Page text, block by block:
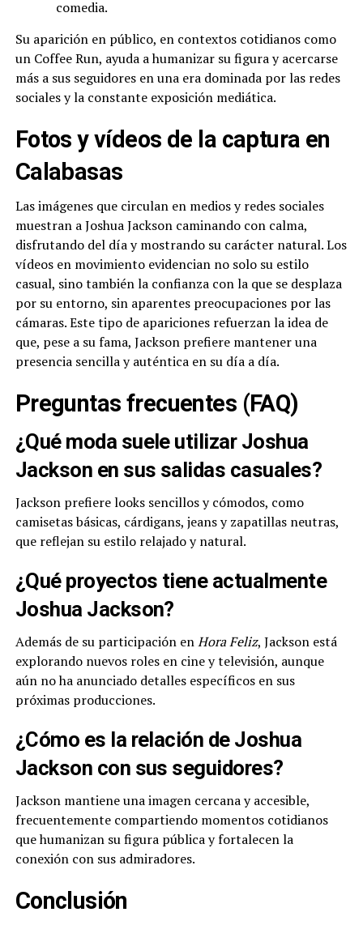
comedia.
Su aparición en público, en contextos cotidianos como
un Coffee Run, ayuda a humanizar su figura y acercarse
más a sus seguidores en una era dominada por las redes
sociales y la constante exposición mediática.
Fotos y vídeos de la captura en
Calabasas
Las imágenes que circulan en medios y redes sociales
muestran a Joshua Jackson caminando con calma,
disfrutando del día y mostrando su carácter natural. Los
vídeos en movimiento evidencian no solo su estilo
casual, sino también la confianza con la que se desplaza
por su entorno, sin aparentes preocupaciones por las
cámaras. Este tipo de apariciones refuerzan la idea de
que, pese a su fama, Jackson prefiere mantener una
presencia sencilla y auténtica en su día a día.
Preguntas frecuentes (FAQ)
¿Qué moda suele utilizar Joshua
Jackson en sus salidas casuales?
Jackson prefiere looks sencillos y cómodos, como
camisetas básicas, cárdigans, jeans y zapatillas neutras,
que reflejan su estilo relajado y natural.
¿Qué proyectos tiene actualmente
Joshua Jackson?
Además de su participación enHora Feliz, Jackson está
explorando nuevos roles en cine y televisión, aunque
aún no ha anunciado detalles específicos en sus
próximas producciones.
¿Cómo es la relación de Joshua
Jackson con sus seguidores?
Jackson mantiene una imagen cercana y accesible,
frecuentemente compartiendo momentos cotidianos
que humanizan su figura pública y fortalecen la
conexión con sus admiradores.
Conclusión